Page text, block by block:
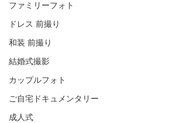
ファミリーフォト
ドレス 前撮り
和装 前撮り
結婚式撮影
カップルフォト
ご自宅ドキュメンタリー
成人式